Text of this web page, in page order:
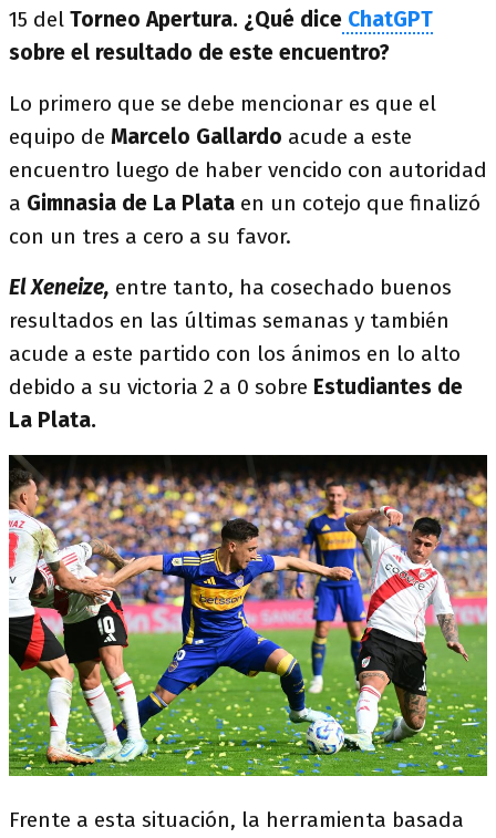
15 del Torneo Apertura. ¿Qué dice ChatGPT
sobre el resultado de este encuentro?
Lo primero que se debe mencionar es que el
equipo de Marcelo Gallardo acude a este
encuentro luego de haber vencido con autoridad
a Gimnasia de La Plata en un cotejo que finalizó
con un tres a cero a su favor.
El Xeneize, entre tanto, ha cosechado buenos
resultados en las últimas semanas y también
acude a este partido con los ánimos en lo alto
debido a su victoria 2 a 0 sobre Estudiantes de
La Plata.
Frente a esta situación, la herramienta basada